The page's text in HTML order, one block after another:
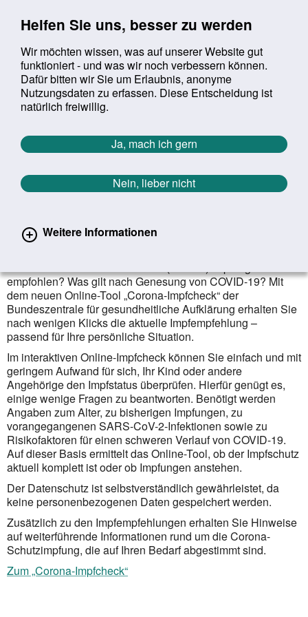
Helfen Sie uns, besser zu werden
Wir möchten wissen, was auf unserer Website gut
funktioniert - und was wir noch verbessern können.
Dafür bitten wir Sie um Erlaubnis, anonyme
Nutzungsdaten zu erfassen. Diese Entscheidung ist
natürlich freiwillig.
Ja, mach ich gern
Nein, lieber nicht
Weitere Informationen
Suchbegriff:
Sie befinden sich hier:
Startseite Aktuelles Aktuelle Meldungen
Aktuelle Meldungen
Zurück zur Übersicht erster
vorheriger
878/1627
Der Corona-Impfcheck
empfohlen? Was gilt nach Genesung von COVID-19? Mit
dem neuen Online-Tool „Corona-Impfcheck“ der
Bundeszentrale für gesundheitliche Aufklärung erhalten Sie
nach wenigen Klicks die aktuelle Impf­empfeh­lung –
passend für Ihre persönliche Situation.
Im interaktiven Online-Impfcheck können Sie einfach und mit
geringem Aufwand für sich, Ihr Kind oder andere
Angehörige den Impfstatus überprüfen. Hierfür genügt es,
einige wenige Fragen zu beant­worten. Benötigt werden
Angaben zum Alter, zu bisherigen Impfungen, zu
vorangegangenen SARS-CoV-2-Infektionen sowie zu
Risiko­faktoren für einen schweren Verlauf von COVID-19.
Auf dieser Basis ermittelt das Online-Tool, ob der Impfschutz
aktuell komplett ist oder ob Impfungen anstehen.
Der Datenschutz ist selbstverständlich gewährleistet, da
keine personen­bezogenen Daten gespeichert werden.
Zusätzlich zu den Impf­empfehlungen erhalten Sie Hinweise
auf weiter­führende Informationen rund um die Corona-
Schutzimpfung, die auf Ihren Bedarf abgestimmt sind.
Zum „Corona-Impfcheck“